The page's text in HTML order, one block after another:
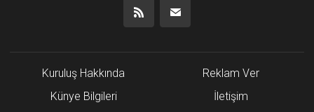
Kuruluş Hakkında
Künye Bilgileri
Reklam Ver
İletişim